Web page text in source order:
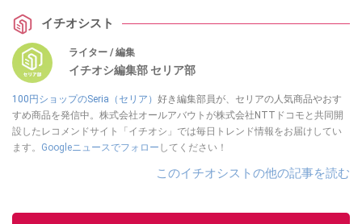
イチオシスト
ライター / 編集
イチオシ編集部 セリア部
100円ショップのSeria（セリア） 好き編集部員が、セリアの人気商品やおす
すめ商品を発信中。株式会社オールアバウトが株式会社NTTドコモと共同開
設したレコメンドサイト「イチオシ」では毎日トレンド情報をお届けしてい
ます。 Googleニュースでフォロー してください！
このイチオシストの他の記事を読む